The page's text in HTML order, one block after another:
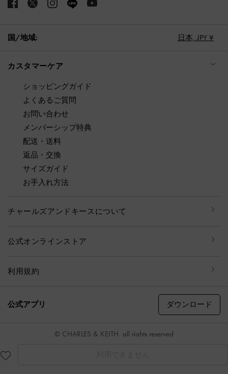
国/地域: 日本, JPY ¥
カスタマーケア
ショッピングガイド
よくあるご質問
お問い合わせ
メンバーシップ特典
配送・送料
返品・交換
サイズガイド
お手入れ方法
チャールズアンドキースについて
公式オンラインストア
利用規約
公式アプリ ダウンロード
© CHARLES & KEITH, all rights reserved